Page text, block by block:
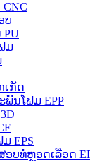
CNC
ບ
PU
ມ
ເກັດ
ນໂຟມ EPP
EPS
ບທໍ່ຫຼອດເລືອດ